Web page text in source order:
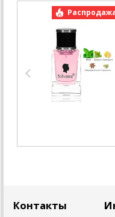
Контакты